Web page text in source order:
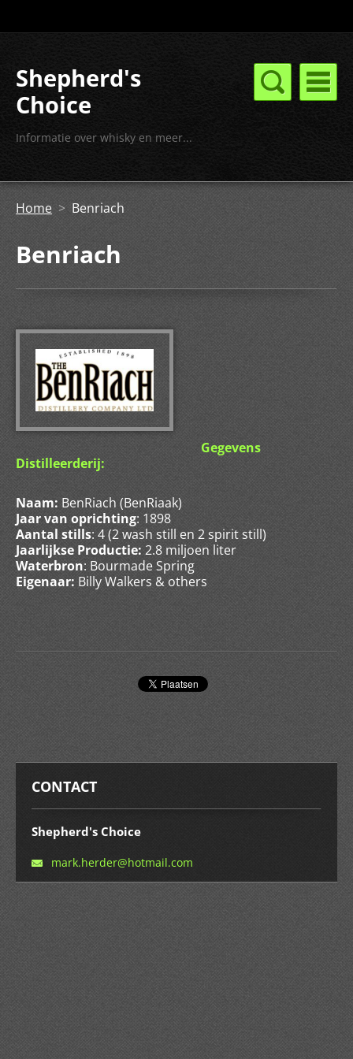
Shepherd's
Choice
Informatie over whisky en meer...
Home > Benriach
Benriach
Gegevens
Distilleerderij:
Naam: BenRiach (BenRiaak)
Jaar van oprichting: 1898
Aantal stills: 4 (2 wash still en 2 spirit still)
Jaarlijkse Productie: 2.8 miljoen liter
Waterbron: Bourmade Spring
Eigenaar: Billy Walkers & others
CONTACT
Shepherd's Choice
mark.herder@hotmail.com